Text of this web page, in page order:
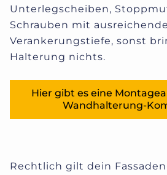
Unterlegscheiben,
Schrauben mit
Verankerungstiefe, sonst
Halterung nichts.
Hier gibt es eine
Wandhalterung-
Rechtlich gilt dein